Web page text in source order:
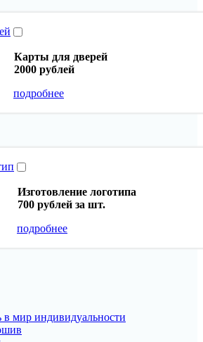
Карты для дверей
2000 рублей
подробнее
Изготовление логотипа
700 рублей за шт.
подробнее